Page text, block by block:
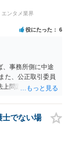
エンタメ業界
役にたった 6
、事務所側に中途
た、公正取引委員
上問題となり得る
た場合には芸能活
こと（優越的地位
同様のことが言え
問題となり得ま
士でない場